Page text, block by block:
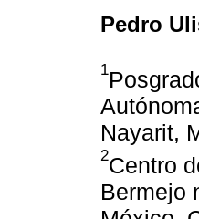
Pedro
1
Nayarit,
2Centro
Bermejo